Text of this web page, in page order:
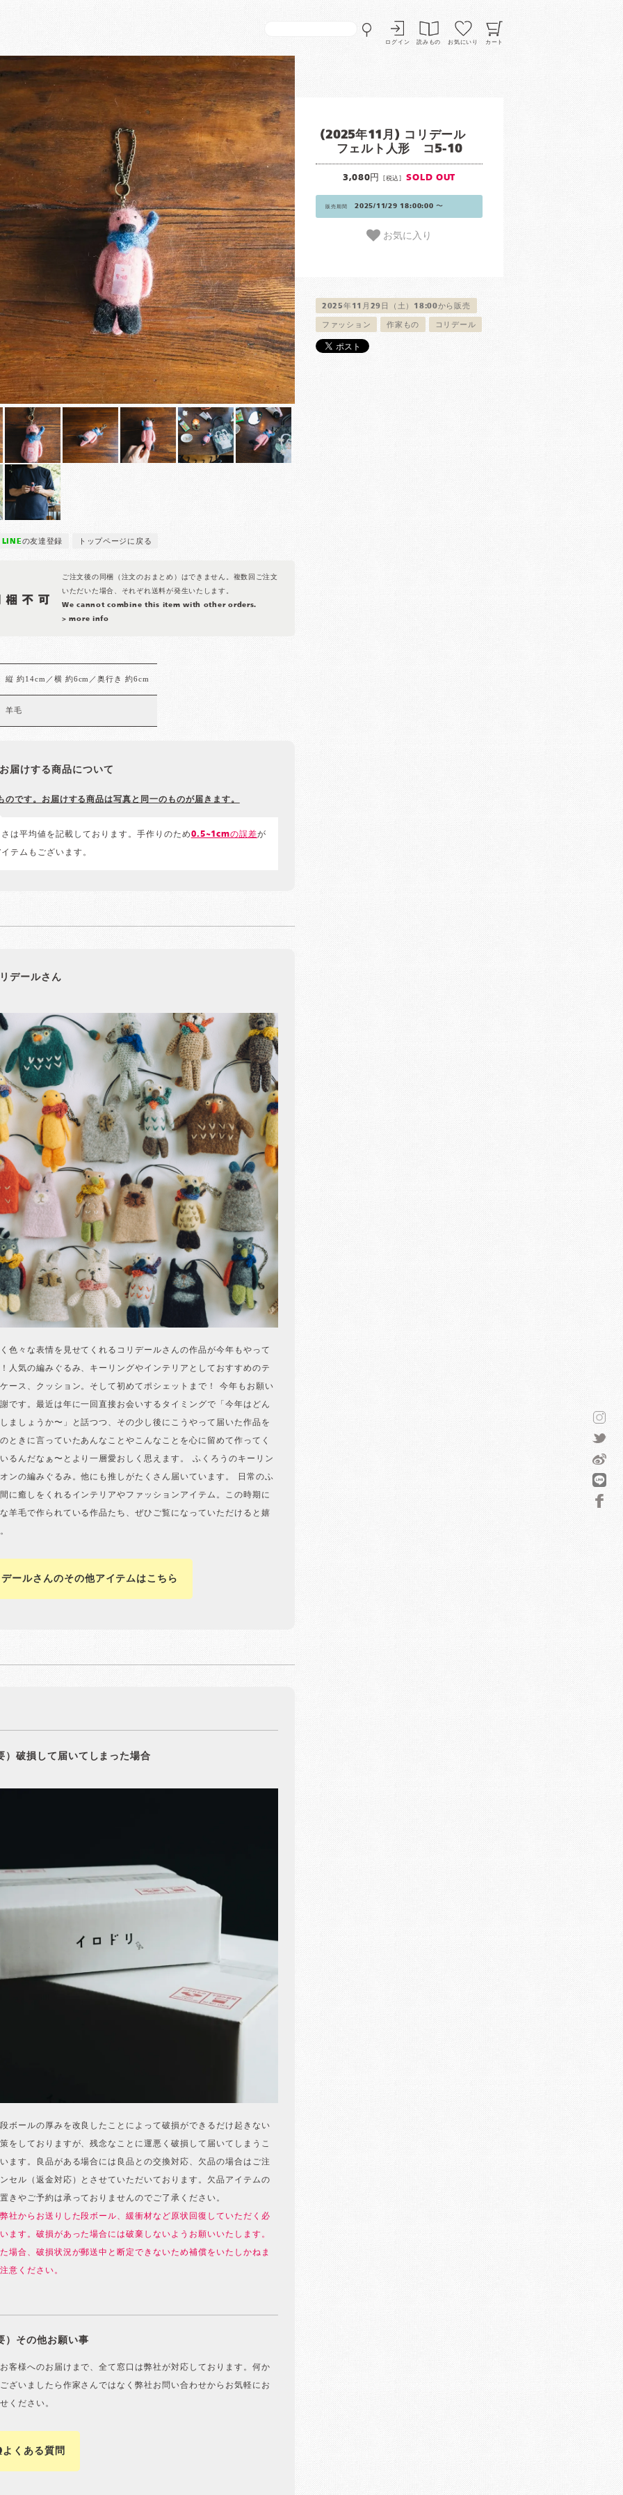
ログイン 読みもの お気にいり カート
LINEの友達登録 トップページに戻る
ご注文後の同梱（注文のおまとめ）はできません。複数回ご注文
いただいた場合、それぞれ送料が発生いたします。
We cannot combine this item with other orders.
> more info
(2025年11月) コリデール
フェルト人形 コ5-10
3,080円 [税込] SOLD OUT
販売期間 2025/11/29 18:00:00 〜
お気に入り
2025年11月29日（土）18:00から販売
ファッション 作家もの コリデール
縦 約14cm／横 約6cm／奥行き 約6cm
羊毛
届けする商品について
のです。お届けする商品は写真と同一のものが届きます。
は平均値を記載しております。手作りのため0.5~1cmの誤差が
テムもございます。
デールさん
色々な表情を見せてくれるコリデールさんの作品が今年もやって
人気の編みぐるみ、キーリングやインテリアとしておすすめのテ
ース、クッション。そして初めてポシェットまで！ 今年もお願い
です。最近は年に一回直接お会いするタイミングで「今年はどん
ましょうか〜」と話つつ、その少し後にこうやって届いた作品を
ときに言っていたあんなことやこんなことを心に留めて作ってく
るんだなぁ〜とより一層愛おしく思えます。 ふくろうのキーリン
ンの編みぐるみ。他にも推しがたくさん届いています。 日常のふ
に癒しをくれるインテリアやファッションアイテム。この時期に
羊毛で作られている作品たち、ぜひご覧になっていただけると嬉
ールさんのその他アイテムはこちら
破損して届いてしまった場合
ボールの厚みを改良したことによって破損ができるだけ起きない
をしておりますが、残念なことに運悪く破損して届いてしまうこ
ます。良品がある場合には良品との交換対応、欠品の場合はご注
セル（返金対応）とさせていただいております。欠品アイテムの
きやご予約は承っておりませんのでご了承ください。
社からお送りした段ボール、緩衝材など原状回復していただく必
ます。破損があった場合には破棄しないようお願いいたします。
場合、破損状況が郵送中と断定できないため補償をいたしかねま
意ください。
その他お願い事
客様へのお届けまで、全て窓口は弊社が対応しております。何か
ざいましたら作家さんではなく弊社お問い合わせからお気軽にお
ください。
くある質問